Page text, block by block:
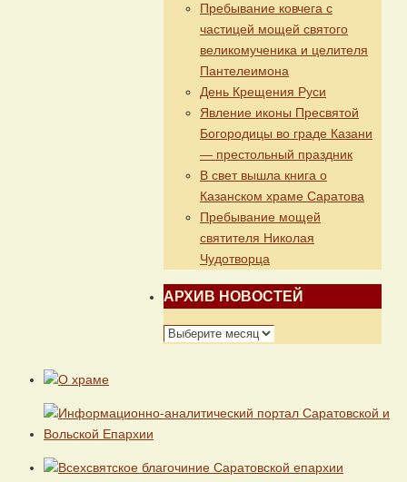
Пребывание ковчега с
частицей мощей святого
великомученика и целителя
Пантелеимона
День Крещения Руси
Явление иконы Пресвятой
Богородицы во граде Казани
— престольный праздник
В свет вышла книга о
Казанском храме Саратова
Пребывание мощей
святителя Николая
Чудотворца
АРХИВ НОВОСТЕЙ
АРХИВ